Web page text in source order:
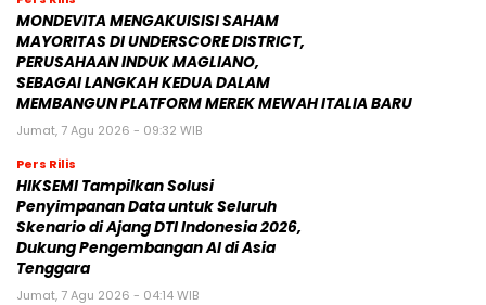
MONDEVITA MENGAKUISISI SAHAM
MAYORITAS DI UNDERSCORE DISTRICT,
PERUSAHAAN INDUK MAGLIANO,
SEBAGAI LANGKAH KEDUA DALAM
MEMBANGUN PLATFORM MEREK MEWAH ITALIA BARU
Jumat, 7 Agu 2026 - 09:32 WIB
Pers Rilis
HIKSEMI Tampilkan Solusi
Penyimpanan Data untuk Seluruh
Skenario di Ajang DTI Indonesia 2026,
Dukung Pengembangan AI di Asia
Tenggara
Jumat, 7 Agu 2026 - 04:14 WIB